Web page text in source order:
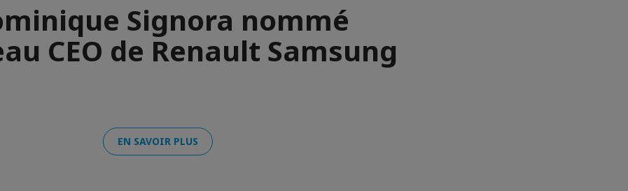
Signora nommé
CEO de Renault Samsung
EN SAVOIR PLUS